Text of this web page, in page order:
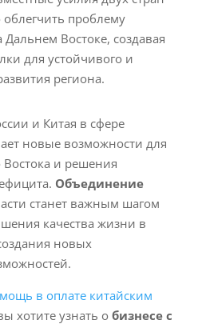
облегчить проблему
Востоке, создавая
для устойчивого и
региона.
и Китая в сфере
новые возможности для
Востока и решения
Объединение
станет важным шагом
качества жизни в
новых
в оплате китайским
хотите узнать о бизнесе с